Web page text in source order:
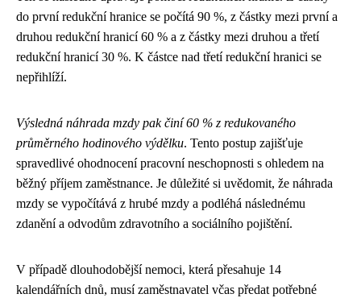
do první redukční hranice se počítá 90 %, z částky mezi první a
druhou redukční hranicí 60 % a z částky mezi druhou a třetí
redukční hranicí 30 %. K částce nad třetí redukční hranici se
nepřihlíží.
Výsledná náhrada mzdy pak činí 60 % z redukovaného
průměrného hodinového výdělku. Tento postup zajišťuje
spravedlivé ohodnocení pracovní neschopnosti s ohledem na
běžný příjem zaměstnance. Je důležité si uvědomit, že náhrada
mzdy se vypočítává z hrubé mzdy a podléhá následnému
zdanění a odvodům zdravotního a sociálního pojištění.
V případě dlouhodobější nemoci, která přesahuje 14
kalendářních dnů, musí zaměstnavatel včas předat potřebné